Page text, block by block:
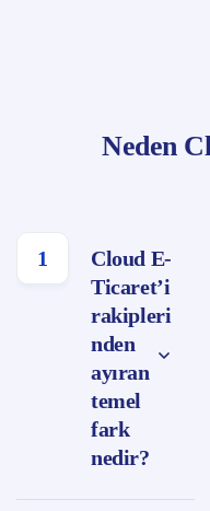
Neden
1
Cloud E-
Ticaret’i
rakipleri
nden
ayıran
temel
fark
nedir?